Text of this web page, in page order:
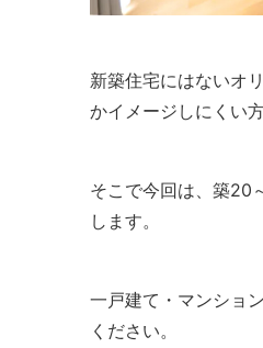
新築住宅にはないオ
かイメージしにくい
そこで今回は、築20
します。
一戸建て・マンショ
ください。